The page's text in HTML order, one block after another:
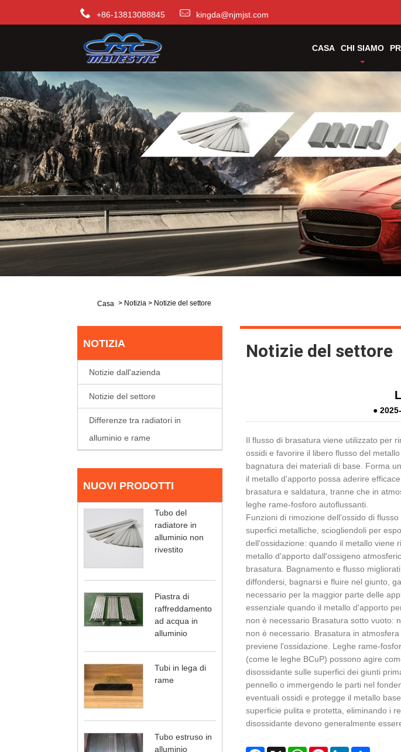
+86-13813088845 kingda@njmjst.com
CASA CHI SIAMO
Casa > Notizia > Notizie del settore
NOTIZIA
Notizie dall'azienda
Notizie del settore
Differenze tra radiatori in
alluminio e rame
NUOVI PRODOTTI
Tubo del
radiatore in
alluminio non
rivestito
Piastra di
raffreddamento
ad acqua in
alluminio
Tubi in lega di
rame
Tubo estruso in
alluminio
Notizie del settore
●
Il flusso di brasatura viene utilizzato per
ossidi e favorire il libero flusso del
bagnatura dei materiali di base. Forma
il metallo d'apporto possa aderire
brasatura e saldatura, tranne che in
leghe rame-fosforo autoflussanti.
Funzioni di rimozione dell'ossido di
superfici metalliche, sciogliendoli per
dell'ossidazione: quando il metallo viene
metallo d'apporto dall'ossigeno
brasatura. Bagnamento e flusso
diffondersi, bagnarsi e fluire nel giunto,
necessario per la maggior parte delle
essenziale quando il metallo d'apporto
non è necessario Brasatura sotto vuoto:
non è necessario. Brasatura in
previene l'ossidazione. Leghe rame-
(come le leghe BCuP) possono agire
disossidante sulle superfici dei giunti
pennello o immergendo le parti nel
eventuali ossidi e protegge il metallo
superficie pulita e protetta, eliminando i
disossidante devono generalmente